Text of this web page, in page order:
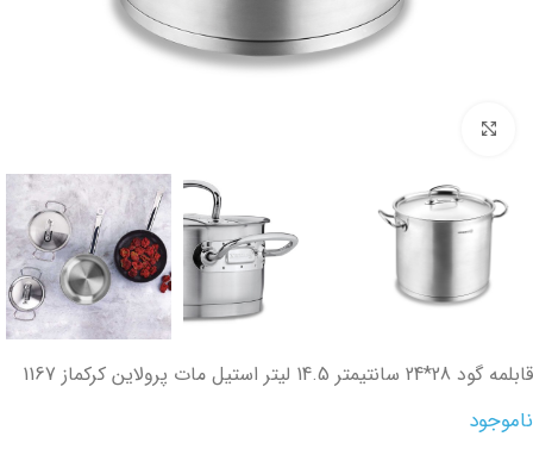
قابلمه گود 28*24 سانتیمتر 14.5 لیتر استیل مات پرولاین کرکماز 1167
ناموجود